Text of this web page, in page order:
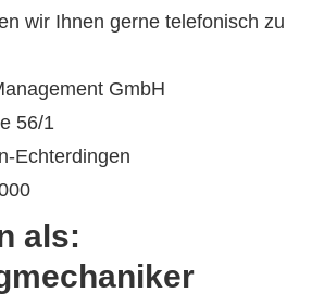
wir Ihnen gerne telefonisch zu
GmbH
56/1
Echterdingen
als: